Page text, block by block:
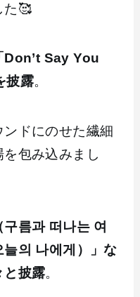
た🥰
Don’t Say You
披露。
ドにのせた繊細
包み込みまし
구름과 떠나는 여
의 나에게）」な
と披露。